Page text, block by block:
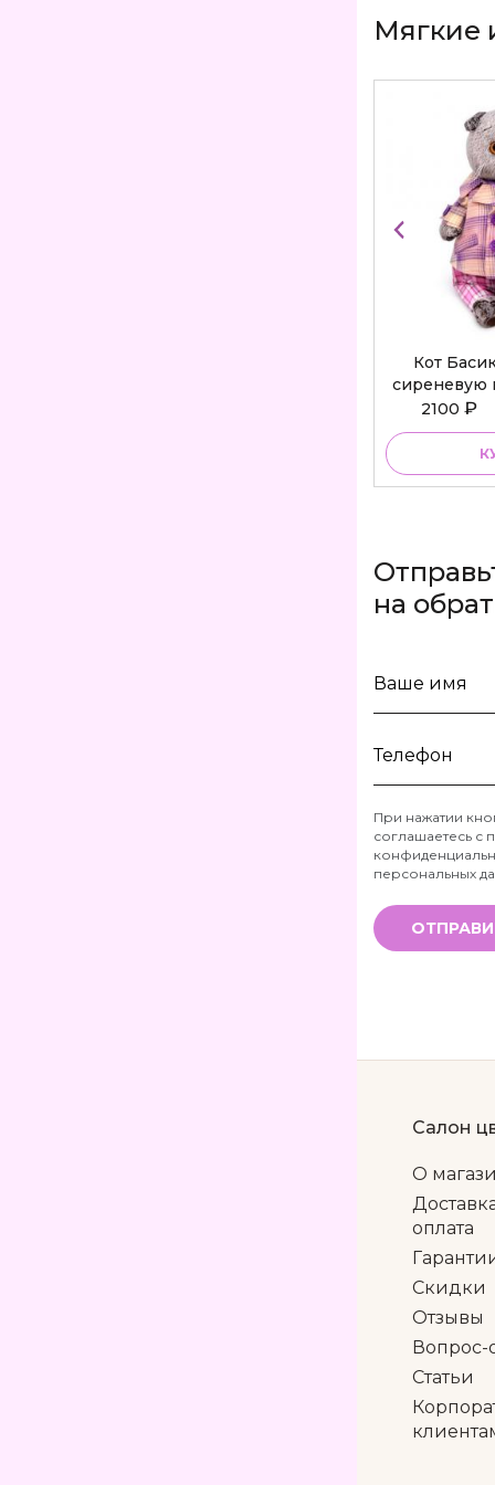
Мягкие
Кот
сиреневую
2100₽
на
Ваше
Телефон
*
При нажатии
соглашаетесь с
персональных
Салон
О
оплата
Скидки
Отзывы
Вопрос-
Статьи